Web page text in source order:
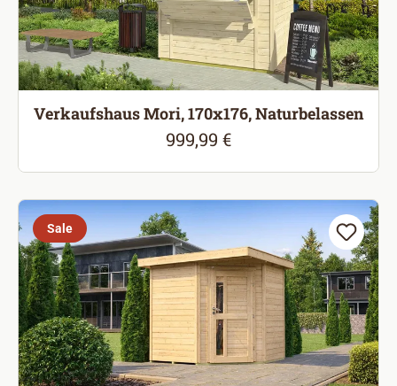
Verkaufshaus Mori, 170x176, Naturbelassen
Regulärer Preis:
999,99 €
Sale